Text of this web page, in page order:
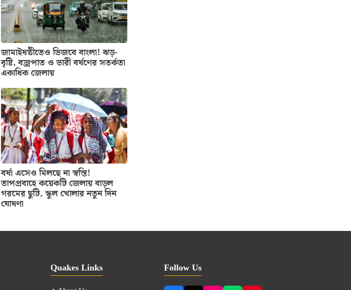
জামাইষষ্ঠীতেও ভিজবে বাংলা! ঝড়-
বৃষ্টি, বজ্রপাত ও ভারী বর্ষণের সতর্কতা
একাধিক জেলায়
বর্ষা এসেও মিলছে না স্বস্তি!
তাপপ্রবাহে কয়েকটি জেলায় বাড়ল
গরমের ছুটি, স্কুল খোলার নতুন দিন
ঘোষণা
Quakes Links Follow Us